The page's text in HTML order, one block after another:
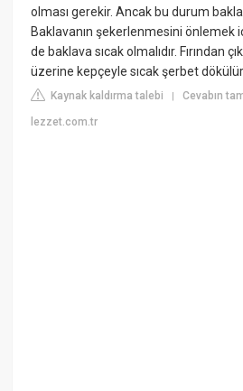
olması gerekir. Ancak bu durum
Baklavanın şekerlenmesini önlemek
de baklava sıcak olmalıdır. Fırından
üzerine kepçeyle sıcak şerbet dökülür.
Kaynak kaldırma talebi |Cevabın
lezzet.com.tr